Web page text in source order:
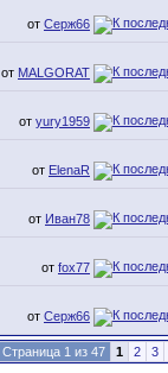
от Серж66
от MALGORAT
от yury1959
от ElenaR
от Иван78
от fox77
от Серж66
Страница 1 из 47 1 2 3